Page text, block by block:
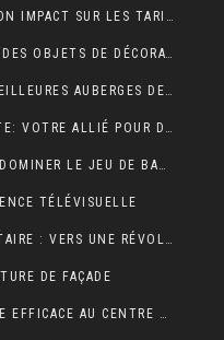
CERTIFICATIONS ISO : QUEL EST SON IMPACT SUR LES TARIFS D’UNE TRADUCTION ASSERMENTÉE ?
UN VIDE MAISON POUR RÉCUPÉRER DES OBJETS DE DÉCORATION
DORMIR PRÈS DE L’ACTION : LES MEILLEURES AUBERGES DE JEUNESSE À PROXIMITÉ DU PUY DU FOU
DÉCOUVREZ LE MASQUE ANTI CHUTE: VOTRE ALLIÉ POUR DES CHEVEUX FORTS ET SAINS
L’ART DE L’AMORTISSEMENT POUR DOMINER LE JEU DE BADMINTON
TÉLÉVISUELLE
L’AVENIR DE L’EMBALLAGE ALIMENTAIRE : VERS UNE RÉVOLUTION DURABLE ?
DE FAÇADE
ÉLIMINER LES POUX : UNE RÉPONSE EFFICACE AU CENTRE DE TRAITEMENT DES POUX À LYON